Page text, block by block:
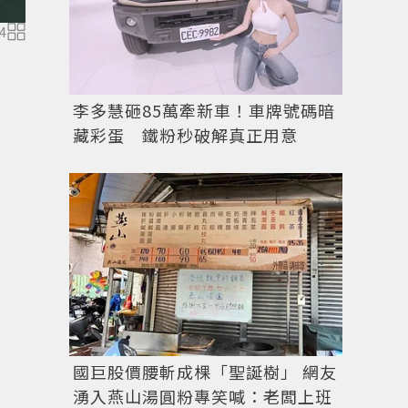
4
李多慧砸85萬牽新車！車牌號碼暗
藏彩蛋 鐵粉秒破解真正用意
國巨股價腰斬成棵「聖誕樹」 網友
湧入燕山湯圓粉專笑喊：老闆上班